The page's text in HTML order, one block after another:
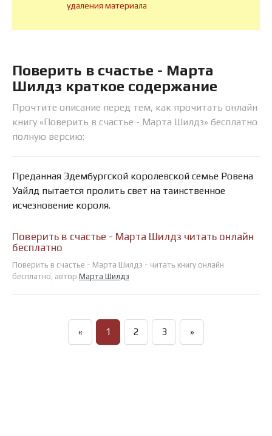
удаления материала
Поверить в счастье - Марта
Шилдз краткое содержание
Прочтите описание перед тем, как прочитать онлайн
книгу «Поверить в счастье - Марта Шилдз» бесплатно
полную версию:
Преданная Эдембургской королевской семье Ровена
Уайлд пытается пролить свет на таинственное
исчезновение короля.
Поверить в счастье - Марта Шилдз читать онлайн
бесплатно
Поверить в счастье - Марта Шилдз - читать книгу онлайн
бесплатно, автор Марта Шилдз
« 1 2 3 »